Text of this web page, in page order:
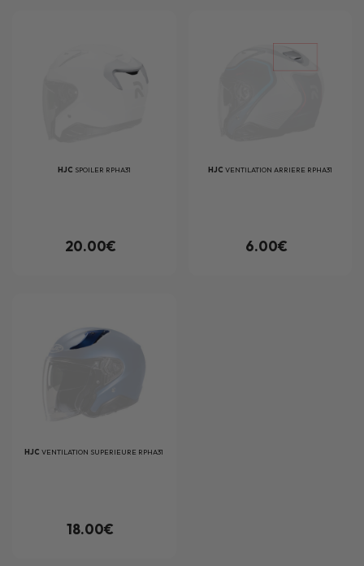
HJC SPOILER RPHA31
20.00€
HJC VENTILATION ARRIERE RPHA31
6.00€
HJCVENTILATION SUPERIEURE RPHA31
18.00€